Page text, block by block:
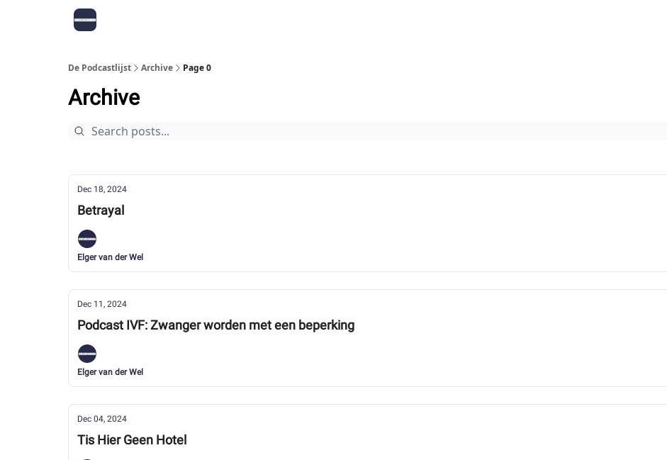
De Podcastlijst Archive Page 0
Archive
Dec 18, 2024
Betrayal
Elger van der Wel
Dec 11, 2024
Podcast IVF: Zwanger worden met een beperking
Elger van der Wel
Dec 04, 2024
Tis Hier Geen Hotel